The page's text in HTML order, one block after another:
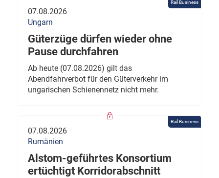
Rail Business
07.08.2026
Ungarn
Güterzüge dürfen wieder ohne
Pause durchfahren
Ab heute (07.08.2026) gilt das
Abendfahrverbot für den Güterverkehr im
ungarischen Schienennetz nicht mehr.
Rail Business
07.08.2026
Rumänien
Alstom-geführtes Konsortium
ertüchtigt Korridorabschnitt